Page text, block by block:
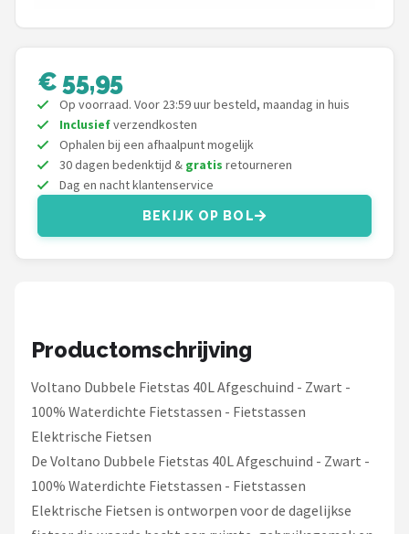
New Looxs
BBB Cycling
Schwalbe
Voltano
Shimano
€ 55,95
Op voorraad. Voor 23:59 uur besteld, maandag in huis
Inclusiefverzendkosten
Ophalen bij een afhaalpunt mogelijk
30 dagen bedenktijd & gratis retourneren
Dag en nacht klantenservice
BEKIJK OP BOL
Productomschrijving
Voltano Dubbele Fietstas 40L Afgeschuind - Zwart -
100% Waterdichte Fietstassen - Fietstassen
Elektrische Fietsen
De Voltano Dubbele Fietstas 40L Afgeschuind - Zwart -
100% Waterdichte Fietstassen - Fietstassen
Elektrische Fietsen is ontworpen voor de dagelijkse